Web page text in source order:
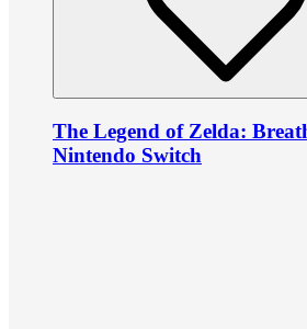
The Legend of Zelda:
Nintendo Switch